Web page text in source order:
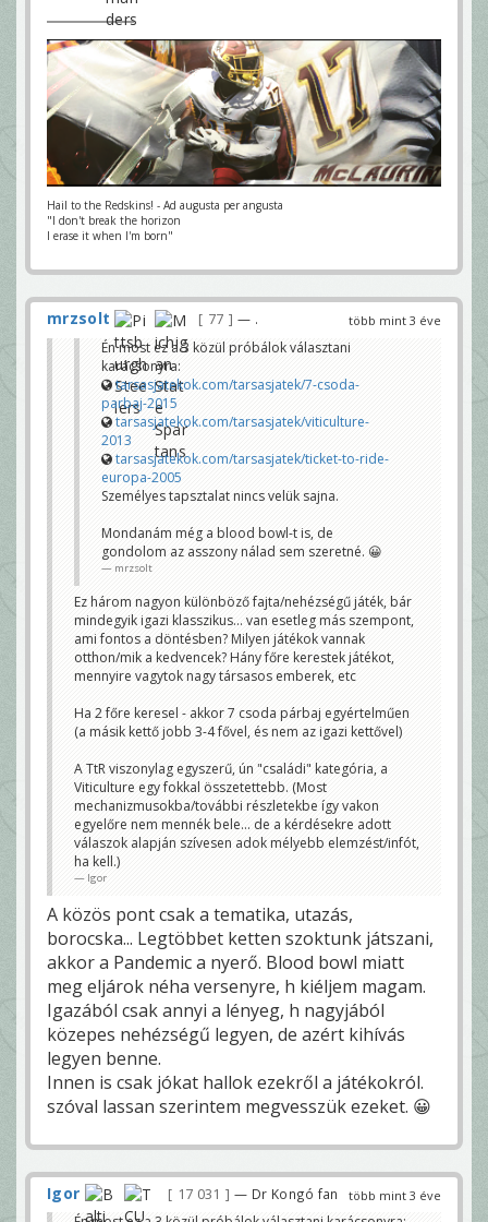
Hail to the Redskins! - Ad augusta per angusta
"I don't break the horizon
I erase it when I'm born"
több mint 3 éve
mrzsolt 77 — .
Én most ez a 3 közül próbálok választani
karácsonyra:
tarsasjatekok.com/tarsasjatek/7-csoda-
parbaj-2015
tarsasjatekok.com/tarsasjatek/viticulture-
2013
tarsasjatekok.com/tarsasjatek/ticket-to-ride-
europa-2005
Személyes tapsztalat nincs velük sajna.
Mondanám még a blood bowl-t is, de
gondolom az asszony nálad sem szeretné. 😀
mrzsolt
Ez három nagyon különböző fajta/nehézségű játék, bár
mindegyik igazi klasszikus... van esetleg más szempont,
ami fontos a döntésben? Milyen játékok vannak
otthon/mik a kedvencek? Hány főre kerestek játékot,
mennyire vagytok nagy társasos emberek, etc
Ha 2 főre keresel - akkor 7 csoda párbaj egyértelműen
(a másik kettő jobb 3-4 fővel, és nem az igazi kettővel)
A TtR viszonylag egyszerű, ún "családi" kategória, a
Viticulture egy fokkal összetettebb. (Most
mechanizmusokba/további részletekbe így vakon
egyelőre nem mennék bele... de a kérdésekre adott
válaszok alapján szívesen adok mélyebb elemzést/infót,
ha kell.)
Igor
A közös pont csak a tematika, utazás,
borocska... Legtöbbet ketten szoktunk játszani,
akkor a Pandemic a nyerő. Blood bowl miatt
meg eljárok néha versenyre, h kiéljem magam.
Igazából csak annyi a lényeg, h nagyjából
közepes nehézségű legyen, de azért kihívás
legyen benne.
Innen is csak jókat hallok ezekről a játékokról.
szóval lassan szerintem megvesszük ezeket. 😀
több mint 3 éve
Igor 17 031 — Dr Kongó fan